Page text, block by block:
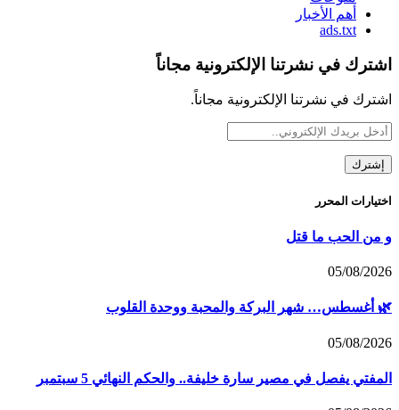
أهم الأخبار
ads.txt
اشترك في نشرتنا الإلكترونية مجاناً
اشترك في نشرتنا الإلكترونية مجاناً.
اختيارات المحرر
و من الحب ما قتل
05/08/2026
🌿 أغسطس… شهر البركة والمحبة ووحدة القلوب
05/08/2026
المفتي يفصل في مصير سارة خليفة.. والحكم النهائي 5 سبتمبر